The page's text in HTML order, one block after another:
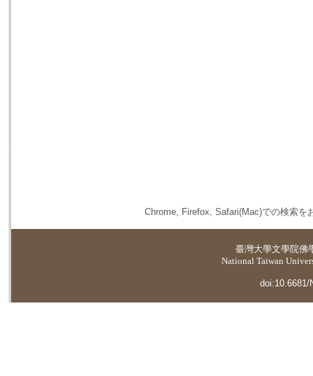
Chrome, Firefox, Safari(Mac)での検索を
臺灣大學文學院佛
National Taiwan
doi:10.6681/